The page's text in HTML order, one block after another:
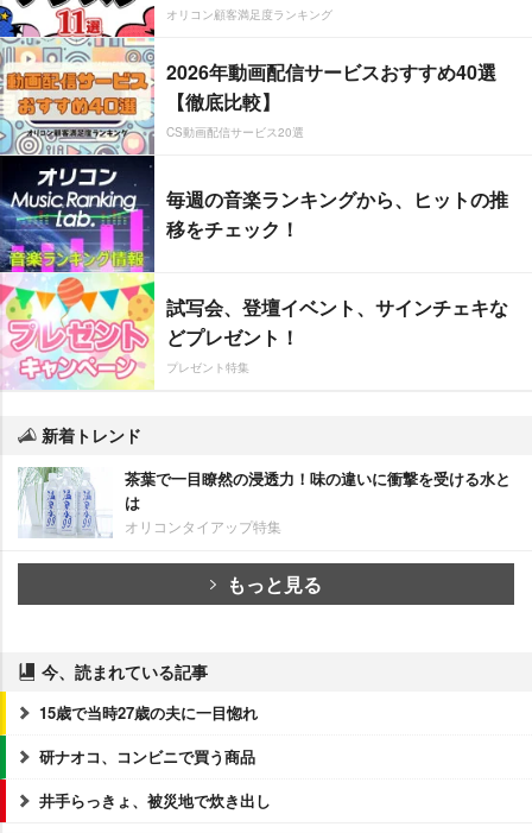
オリコン顧客満足度ランキング
2026年動画配信サービスおすすめ40選
【徹底比較】
CS動画配信サービス20選
毎週の音楽ランキングから、ヒットの推
移をチェック！
試写会、登壇イベント、サインチェキな
どプレゼント！
プレゼント特集
新着トレンド
茶葉で一目瞭然の浸透力！味の違いに衝撃を受ける水と
は
オリコンタイアップ特集
もっと見る
今、読まれている記事
15歳で当時27歳の夫に一目惚れ
研ナオコ、コンビニで買う商品
井手らっきょ、被災地で炊き出し